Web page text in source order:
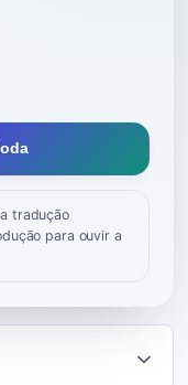
tradução
para ouvir a